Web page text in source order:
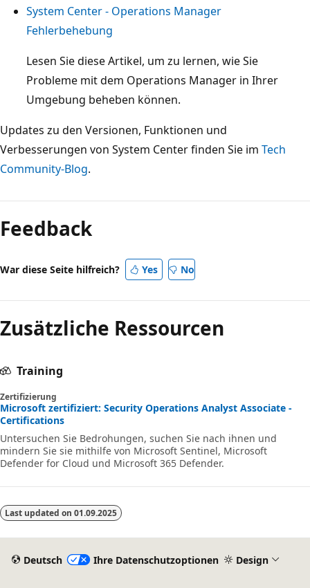
System Center - Operations Manager
Fehlerbehebung
Lesen Sie diese Artikel, um zu lernen, wie Sie
Probleme mit dem Operations Manager in Ihrer
Umgebung beheben können.
Updates zu den Versionen, Funktionen und
Verbesserungen von System Center finden Sie im Tech
Community-Blog.
deaktiviert
Feedback
War diese Seite hilfreich? Yes No
Zusätzliche Ressourcen
Training
Zertifizierung
Microsoft zertifiziert: Security Operations Analyst Associate -
Certifications
Untersuchen Sie Bedrohungen, suchen Sie nach ihnen und
mindern Sie sie mithilfe von Microsoft Sentinel, Microsoft
Defender for Cloud und Microsoft 365 Defender.
Last updated on 01.09.2025
Deutsch Ihre Datenschutzoptionen Design